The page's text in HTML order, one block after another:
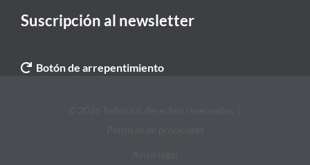
Suscripción al newsletter
Botón de arrepentimiento